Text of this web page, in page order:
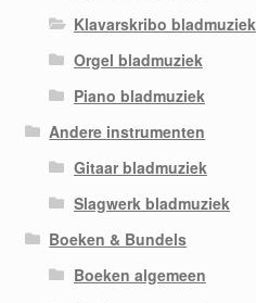
Klavarskribo bladmuziek
Orgel bladmuziek
Piano bladmuziek
Andere instrumenten
Gitaar bladmuziek
Slagwerk bladmuziek
Boeken & Bundels
Boeken algemeen